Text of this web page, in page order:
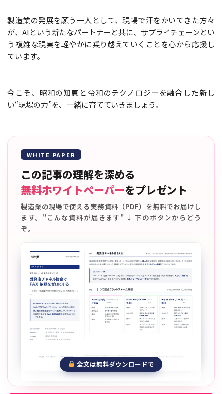
製造業の発展を願う一人として、現場で汗をかいてきた方々
が、AIという新たなパートナーと共に、サプライチェーンとい
う複雑な現実を軽やかに乗り越えていくことを心から応援し
ています。
今こそ、昭和の知恵と令和のテクノロジーを融合した新し
い“現場の力”を、一緒に育てていきましょう。
WHITE PAPER
この記事の理解を深める
無料ホワイトペーパーをプレゼント
製造業の現場で使える実務資料（PDF）を無料でお届けし
ます。"こんな資料が届きます" ↓ 下のボタンからどう
ぞ。
全文は無料ダウンロードで